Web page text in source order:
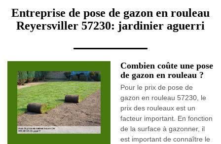
Entreprise de pose de gazon en rouleau
Reyersviller 57230: jardinier aguerri
Combien coûte une pose
de gazon en rouleau ?
Pour le prix de pose de
gazon en rouleau 57230, le
prix des rouleaux est un
facteur important. En fonction
de la surface à gazonner, il
est important de connaître le